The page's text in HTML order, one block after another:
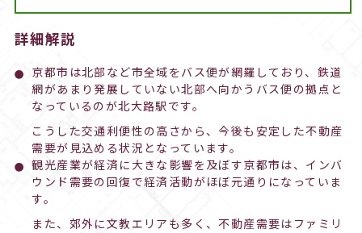
詳細解説
京都市は北部など市全域をバス便が網羅しており、鉄道
網があまり発展していない北部へ向かうバス便の拠点と
なっているのが北大路駅です。
こうした交通利便性の高さから、今後も安定した不動産
需要が見込める状況となっています。
観光産業が経済に大きな影響を及ぼす京都市は、インバ
ウンド需要の回復で経済活動がほぼ元通りになっていま
す。
また、郊外に文教エリアも多く、不動産需要はファミリ